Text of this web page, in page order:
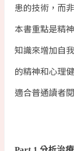
患的技術，而
本書重點是精
知識來增加自
的精神和心理
適合普通讀者